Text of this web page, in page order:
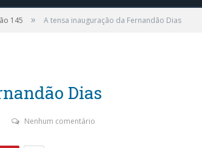
145 » A tensa inauguração da Fernandão Dias
Dias
Nenhum comentário